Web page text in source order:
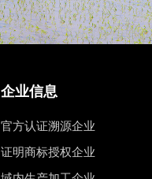
企业信息
官方认证溯源企业
证明商标授权企业